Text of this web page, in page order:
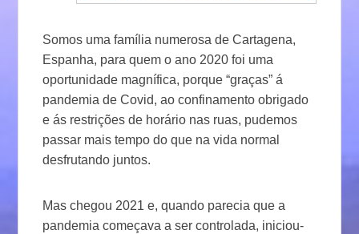
Somos uma família numerosa de Cartagena,
Espanha, para quem o ano 2020 foi uma
oportunidade magnífica, porque “graças” á
pandemia de Covid, ao confinamento obrigado
e ás restrições de horário nas ruas, pudemos
passar mais tempo do que na vida normal
desfrutando juntos.
Mas chegou 2021 e, quando parecia que a
pandemia começava a ser controlada, iniciou-